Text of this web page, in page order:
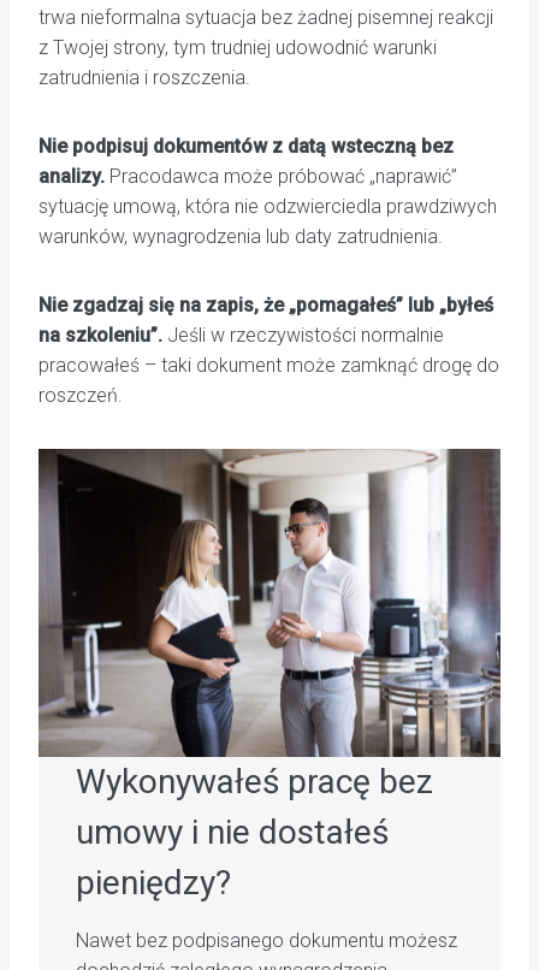
trwa nieformalna sytuacja bez żadnej pisemnej reakcji
z Twojej strony, tym trudniej udowodnić warunki
zatrudnienia i roszczenia.
Nie podpisuj dokumentów z datą wsteczną bez
analizy. Pracodawca może próbować „naprawić”
sytuację umową, która nie odzwierciedla prawdziwych
warunków, wynagrodzenia lub daty zatrudnienia.
Nie zgadzaj się na zapis, że „pomagałeś” lub „byłeś
na szkoleniu”. Jeśli w rzeczywistości normalnie
pracowałeś – taki dokument może zamknąć drogę do
roszczeń.
Wykonywałeś pracę bez
umowy i nie dostałeś
pieniędzy?
Nawet bez podpisanego dokumentu możesz